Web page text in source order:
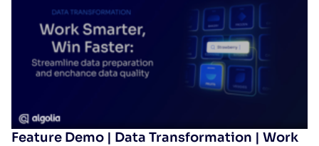
Feature Demo | Data Transformation | Work